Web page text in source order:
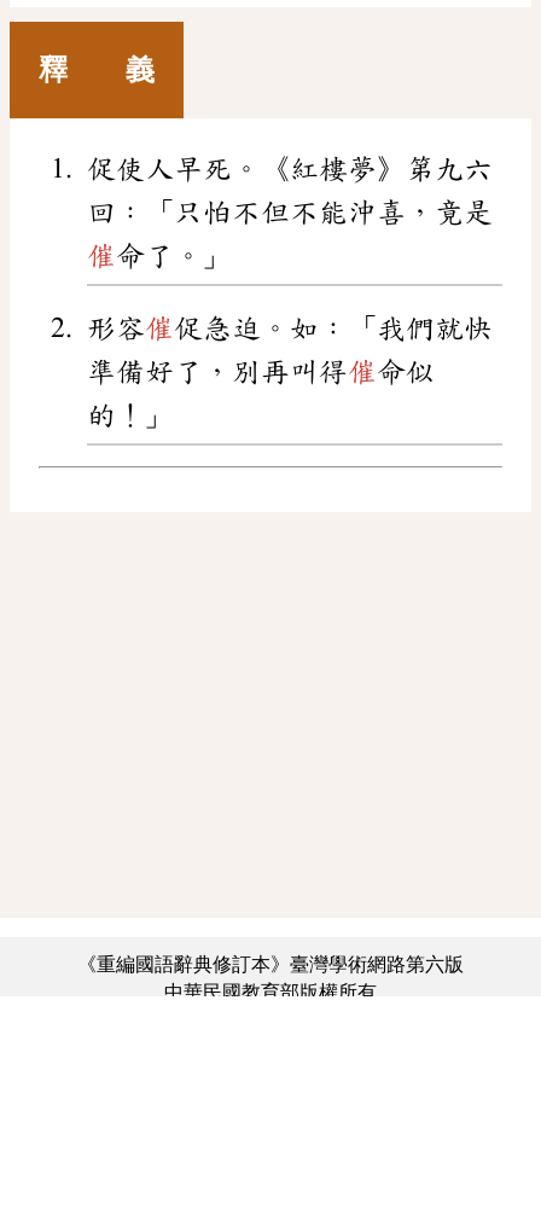
釋 義
促使人早死。《紅樓夢》第九六
回：「只怕不但不能沖喜，竟是
催命了。」
形容催促急迫。如：「我們就快
準備好了，別再叫得催命似
的！」
《重編國語辭典修訂本》臺灣學術網路第六版
中華民國教育部版權所有